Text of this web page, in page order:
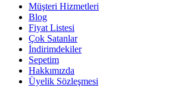
Müşteri Hizmetleri
Blog
Fiyat Listesi
Çok Satanlar
İndirimdekiler
Sepetim
Hakkımızda
Üyelik Sözleşmesi